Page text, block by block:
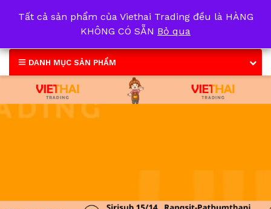
DANH MỤC SẢN PHẨM
Tất cả sản phẩm của Viethai Trading đều là HÀNG
KHÔNG CÓ SẴN Bỏ qua